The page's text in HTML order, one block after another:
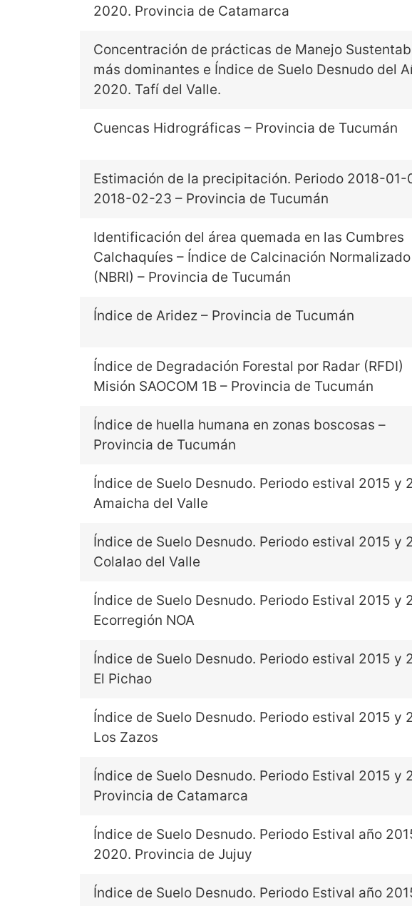
2020. Provincia de Catamarca
Concentración de prácticas de Manejo
más dominantes e Índice de Suelo Desnudo del
2020. Tafí del Valle.
Cuencas Hidrográficas – Provincia de Tucumán
Estimación de la precipitación. Periodo 2018-01-
2018-02-23 – Provincia de Tucumán
Identificación del área quemada en las Cumbres
Calchaquíes – Índice de Calcinación Normalizado
(NBRI) – Provincia de Tucumán
Índice de Aridez – Provincia de Tucumán
Índice de Degradación Forestal por Radar (RFDI)
Misión SAOCOM 1B – Provincia de Tucumán
Índice de huella humana en zonas boscosas –
Provincia de Tucumán
Índice de Suelo Desnudo. Periodo estival 2015 y
Amaicha del Valle
Índice de Suelo Desnudo. Periodo estival 2015 y
Colalao del Valle
Índice de Suelo Desnudo. Periodo Estival 2015 y
Ecorregión NOA
Índice de Suelo Desnudo. Periodo estival 2015 y
El Pichao
Índice de Suelo Desnudo. Periodo estival 2015 y
Los Zazos
Índice de Suelo Desnudo. Periodo Estival 2015 y
Provincia de Catamarca
Índice de Suelo Desnudo. Periodo Estival año
2020. Provincia de Jujuy
Índice de Suelo Desnudo. Periodo Estival año